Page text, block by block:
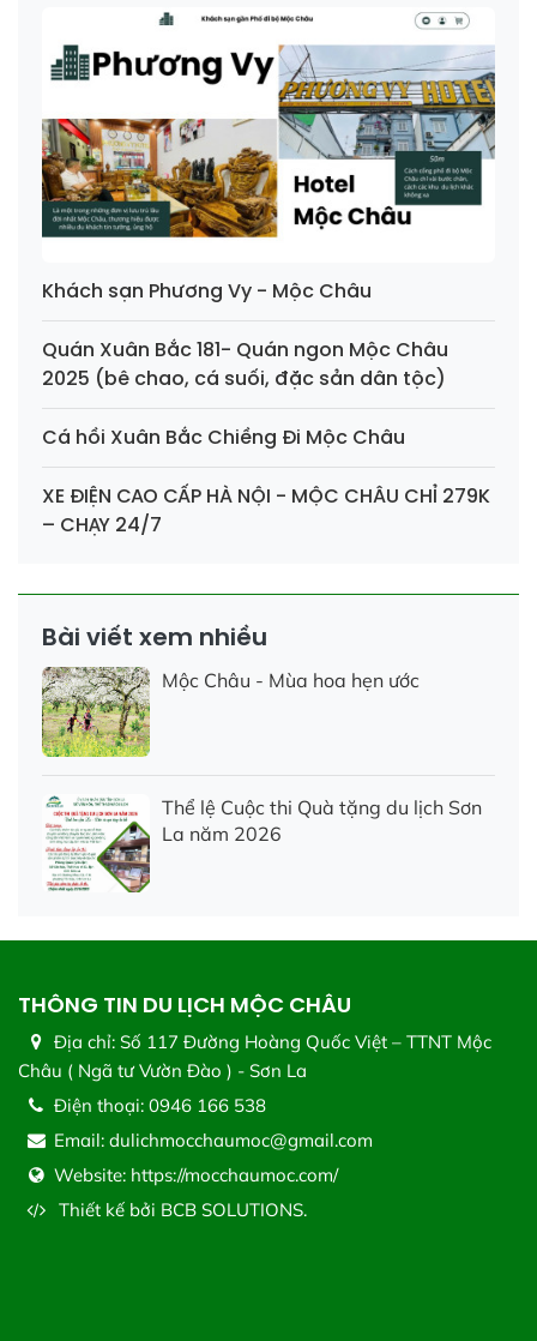
Khách sạn Phương Vy - Mộc Châu
Quán Xuân Bắc 181- Quán ngon Mộc Châu
2025 (bê chao, cá suối, đặc sản dân tộc)
Cá hồi Xuân Bắc Chiềng Đi Mộc Châu
XE ĐIỆN CAO CẤP HÀ NỘI - MỘC CHÂU CHỈ 279K
– CHẠY 24/7
Bài viết xem nhiều
Mộc Châu - Mùa hoa hẹn ước
Thể lệ Cuộc thi Quà tặng du lịch Sơn
La năm 2026
THÔNG TIN DU LỊCH MỘC CHÂU
Địa chỉ: Số 117 Đường Hoàng Quốc Việt – TTNT Mộc
Châu ( Ngã tư Vườn Đào ) - Sơn La
Điện thoại: 0946 166 538
Email: dulichmocchaumoc@gmail.com
Website: https://mocchaumoc.com/
Thiết kế bởi BCB SOLUTIONS.